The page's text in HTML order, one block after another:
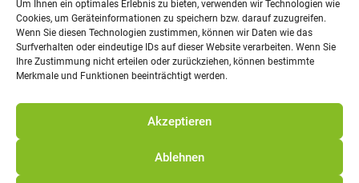
Um Ihnen ein optimales Erlebnis zu bieten, verwenden wir Technologien wie
Cookies, um Geräteinformationen zu speichern bzw. darauf zuzugreifen.
Wenn Sie diesen Technologien zustimmen, können wir Daten wie das
Surfverhalten oder eindeutige IDs auf dieser Website verarbeiten. Wenn Sie
Ihre Zustimmung nicht erteilen oder zurückziehen, können bestimmte
Merkmale und Funktionen beeinträchtigt werden.
Akzeptieren
Ablehnen
Telefon: 0821 242800
E-Mail: info@promv.de
© 2021 Pro Management Verlag